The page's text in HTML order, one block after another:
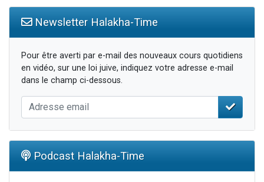
Newsletter Halakha-Time
Pour être averti par e-mail des nouveaux cours quotidiens
en vidéo, sur une loi juive, indiquez votre adresse e-mail
dans le champ ci-dessous.
Podcast Halakha-Time